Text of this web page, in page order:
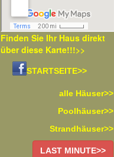
Finden Sie Ihr Haus direkt
über diese Karte!!!>>
STARTSEITE>>
alle Häuser>>
Poolhäuser>>
Strandhäuser>>
LAST MINUTE>>